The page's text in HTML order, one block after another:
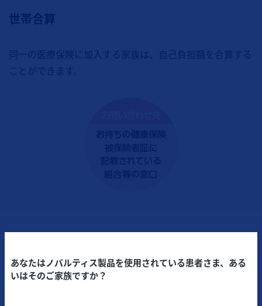
世帯合算
同一の医療保険に加入する家族は、自己負担額を合算する
ことができます。
付加給付
あなたはノバルティス製品を使用されている患者さま、ある
いはそのご家族ですか？